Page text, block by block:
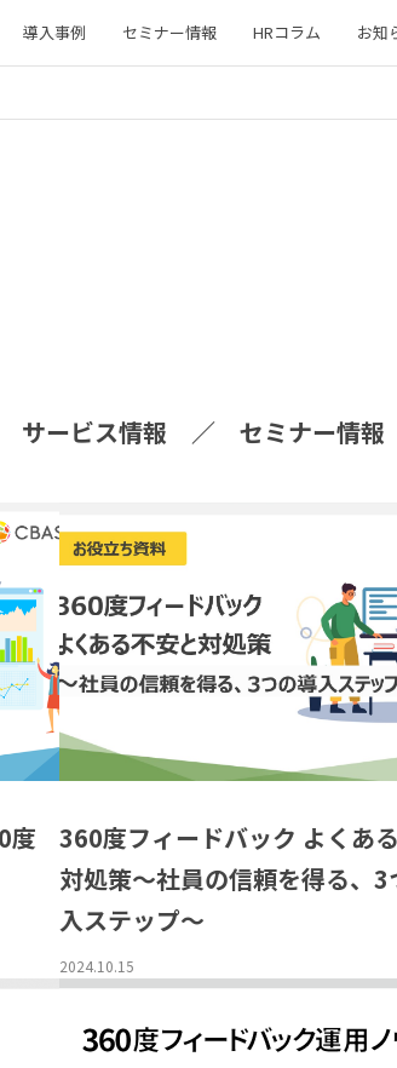
導入事例 セミナー情報 HRコラム お知
サービス情報 セミナー情報
度
360度フィードバック よくあ
対処策〜社員の信頼を得る、3
入ステップ〜
2024.10.15